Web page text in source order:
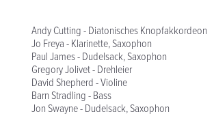
Andy Cutting - Diatonisches Knopfakkordeon
Jo Freya - Klarinette, Saxophon
Paul James - Dudelsack, Saxophon
Gregory Jolivet - Drehleier
David Shepherd - Violine
Barn Stradling - Bass
Jon Swayne - Dudelsack, Saxophon